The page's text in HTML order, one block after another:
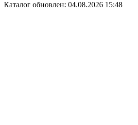
Каталог обновлен: 04.08.2026 15:48